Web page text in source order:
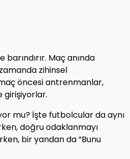
Maç anında
zihinsel
öncesi antrenmanlar,
girişiyorlar.
mu? İşte futbolcular da aynı
doğru odaklanmayı
bir yandan da “Bunu